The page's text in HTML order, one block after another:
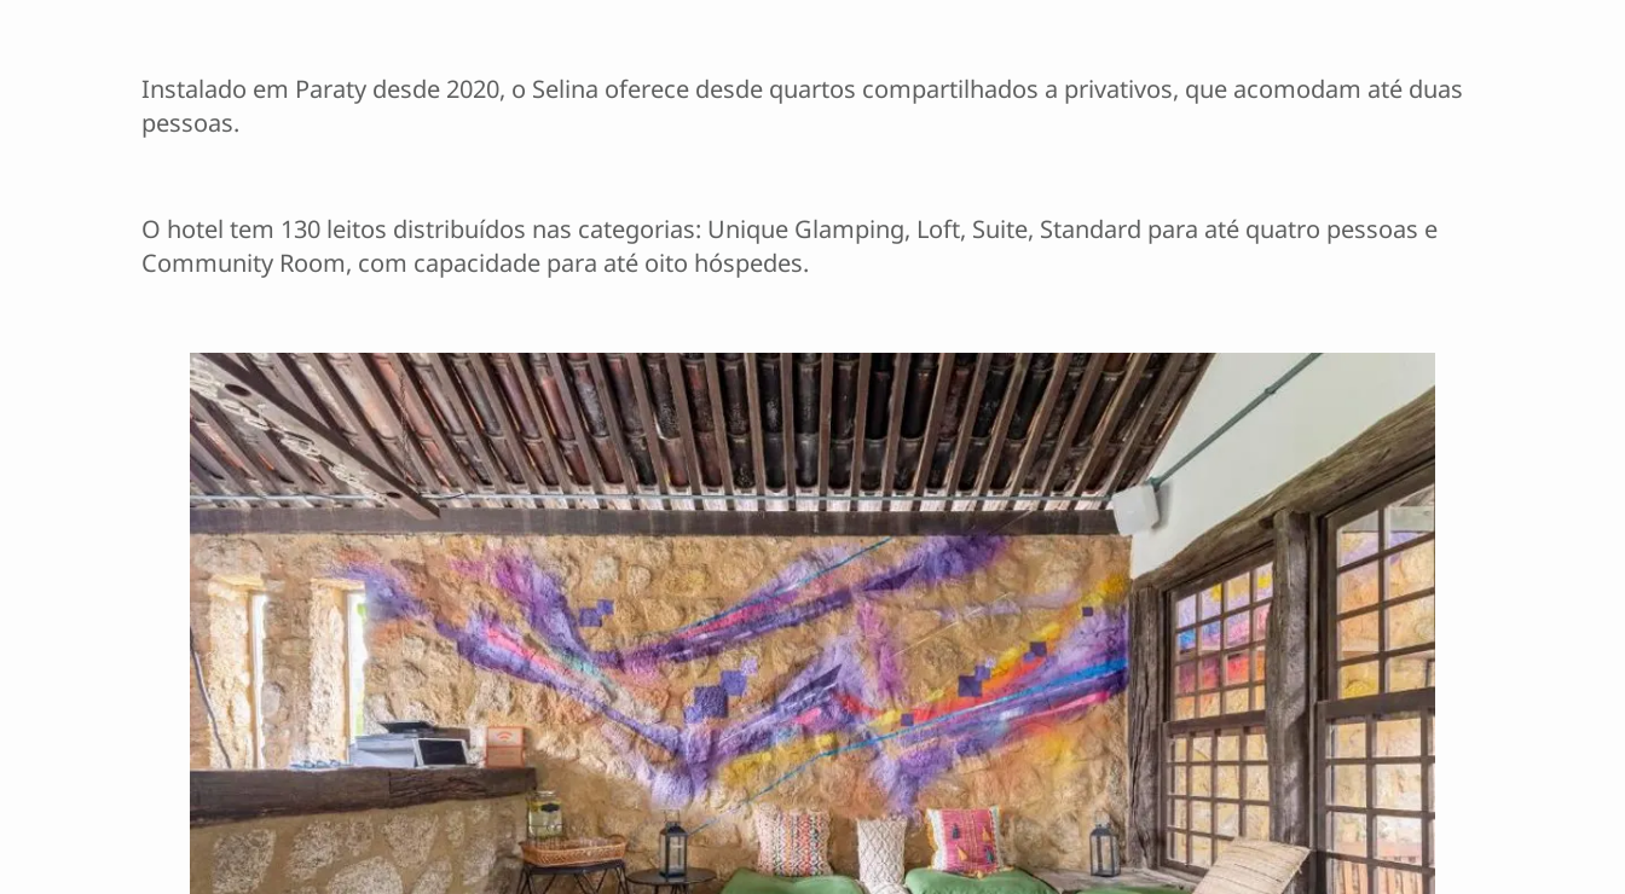
Instalado em Paraty desde 2020, o Selina oferece desde quartos compartilhados a privativos, que acomodam até duas
pessoas.
O hotel tem 130 leitos distribuídos nas categorias: Unique Glamping, Loft, Suite, Standard para até quatro pessoas e
Community Room, com capacidade para até oito hóspedes.